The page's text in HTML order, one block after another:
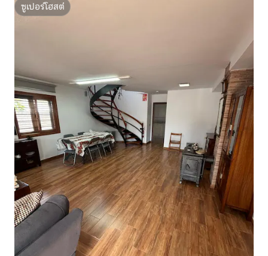
ซูเปอร์โฮสต์
ซูเปอร์โฮสต์